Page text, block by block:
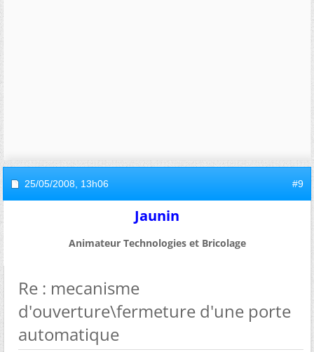
25/05/2008, 13h06 #9
Jaunin
Animateur Technologies et Bricolage
Re : mecanisme
d'ouverture\fermeture d'une porte
automatique